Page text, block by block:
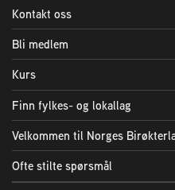
Kontakt oss
Bli medlem
Kurs
Finn fylkes- og lokallag
Velkommen til Norges
Ofte stilte spørsmål